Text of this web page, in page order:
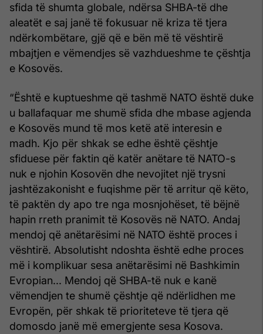
sfida të shumta globale, ndërsa SHBA-të dhe
aleatët e saj janë të fokusuar në kriza të tjera
ndërkombëtare, gjë që e bën më të vështirë
mbajtjen e vëmendjes së vazhdueshme te çështja
e Kosovës.
“Është e kuptueshme që tashmë NATO është duke
u ballafaquar me shumë sfida dhe mbase agjenda
e Kosovës mund të mos ketë atë interesin e
madh. Kjo për shkak se edhe është çështje
sfiduese për faktin që katër anëtare të NATO-s
nuk e njohin Kosovën dhe nevojitet një trysni
jashtëzakonisht e fuqishme për të arritur që këto,
të paktën dy apo tre nga mosnjohëset, të bëjnë
hapin rreth pranimit të Kosovës në NATO. Andaj
mendoj që anëtarësimi në NATO është proces i
vështirë. Absolutisht ndoshta është edhe proces
më i komplikuar sesa anëtarësimi në Bashkimin
Evropian... Mendoj që SHBA-të nuk e kanë
vëmendjen te shumë çështje që ndërlidhen me
Evropën, për shkak të prioriteteve të tjera që
domosdo janë më emergjente sesa Kosova.